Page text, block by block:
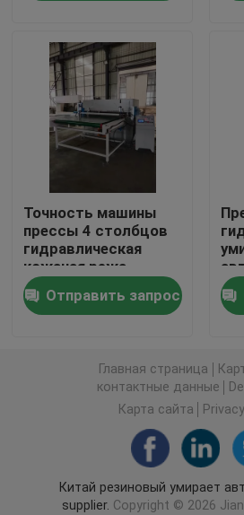
Гидравлическая пресса
Гидравлический автомат для
Автомат для резки
Машина крена разрезая
Машина резца прокладки
Автоматическая
Ультразвуковая выбивая
Автомат для резки
Точность машины
прессы 4 столбцов
гидравлическая
кожаная режа
Отправить запрос
Главная страница
контактные данные
Карта сайта
Китай резиновый умирает
supplier. Copyright © 2026